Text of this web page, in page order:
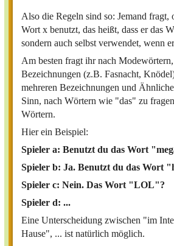
Also die Regeln sind so: Jemand fragt,
Wort x benutzt, das heißt, dass er das
sondern auch selbst verwendet, wenn
Am besten fragt ihr nach
Bezeichnungen (z.B. Fasnacht,
mehreren Bezeichnungen und
Sinn, nach Wörtern wie "das" zu
Wörtern.
Hier ein Beispiel:
Spieler a: Benutzt du das Wort
Spieler b: Ja. Benutzt du das Wort
Spieler c: Nein. Das Wort "LOL"?
Spieler d: ...
Eine Unterscheidung zwischen "im
Hause", ... ist natürlich möglich.